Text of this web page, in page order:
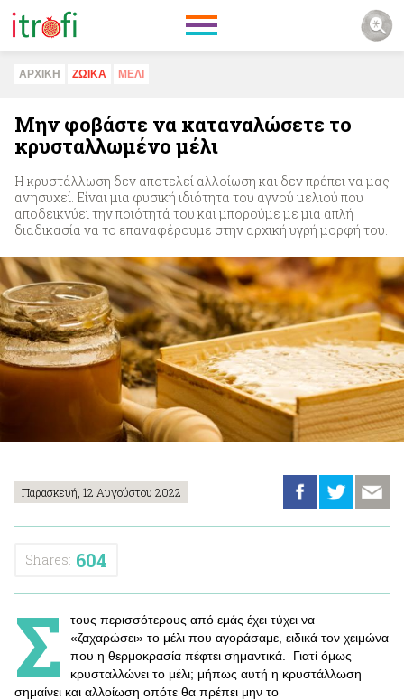
ΑΡΧΙΚΗ ΖΩΙΚA ΜΕΛΙ
Μην φοβάστε να καταναλώσετε το
κρυσταλλωμένο μέλι
Η κρυστάλλωση δεν αποτελεί αλλοίωση και δεν πρέπει να μας
ανησυχεί. Είναι μια φυσική ιδιότητα του αγνού μελιού που
αποδεικνύει την ποιότητά του και μπορούμε με μια απλή
διαδικασία να το επαναφέρουμε στην αρχική υγρή μορφή του.
Παρασκευή, 12 Αυγούστου 2022
Shares: 604
Σ
τους περισσότερους από εμάς έχει τύχει να
«ζαχαρώσει» το μέλι που αγοράσαμε, ειδικά τον χειμώνα
που η θερμοκρασία πέφτει σημαντικά. Γιατί όμως
κρυσταλλώνει το μέλι; μήπως αυτή η κρυστάλλωση
σημαίνει και αλλοίωση οπότε θα πρέπει μην το